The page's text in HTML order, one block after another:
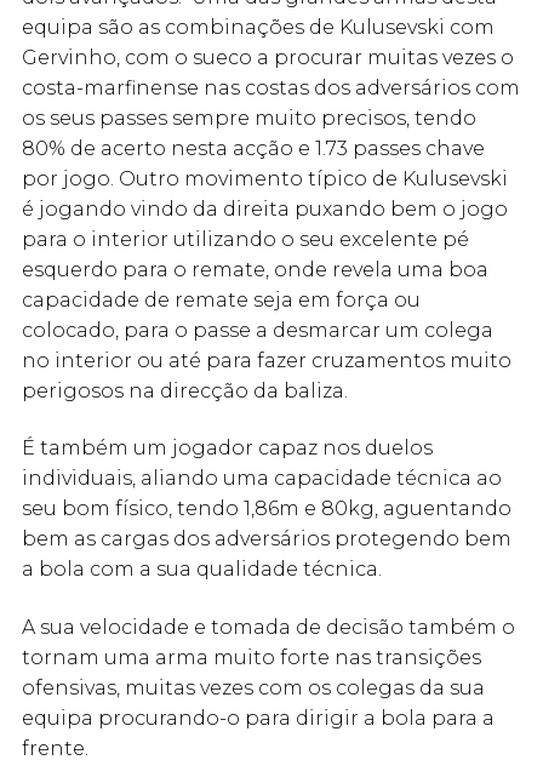
equipa são as combinações de Kulusevski com
Gervinho, com o sueco a procurar muitas vezes o
costa-marfinense nas costas dos adversários com
os seus passes sempre muito precisos, tendo
80% de acerto nesta acção e 1.73 passes chave
por jogo. Outro movimento típico de Kulusevski
é jogando vindo da direita puxando bem o jogo
para o interior utilizando o seu excelente pé
esquerdo para o remate, onde revela uma boa
capacidade de remate seja em força ou
colocado, para o passe a desmarcar um colega
no interior ou até para fazer cruzamentos muito
perigosos na direcção da baliza.
É também um jogador capaz nos duelos
individuais, aliando uma capacidade técnica ao
seu bom físico, tendo 1,86m e 80kg, aguentando
bem as cargas dos adversários protegendo bem
a bola com a sua qualidade técnica.
A sua velocidade e tomada de decisão também o
tornam uma arma muito forte nas transições
ofensivas, muitas vezes com os colegas da sua
equipa procurando-o para dirigir a bola para a
frente.